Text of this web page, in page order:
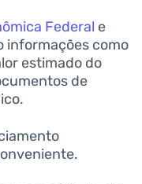
Federal e
informações como
estimado do
de